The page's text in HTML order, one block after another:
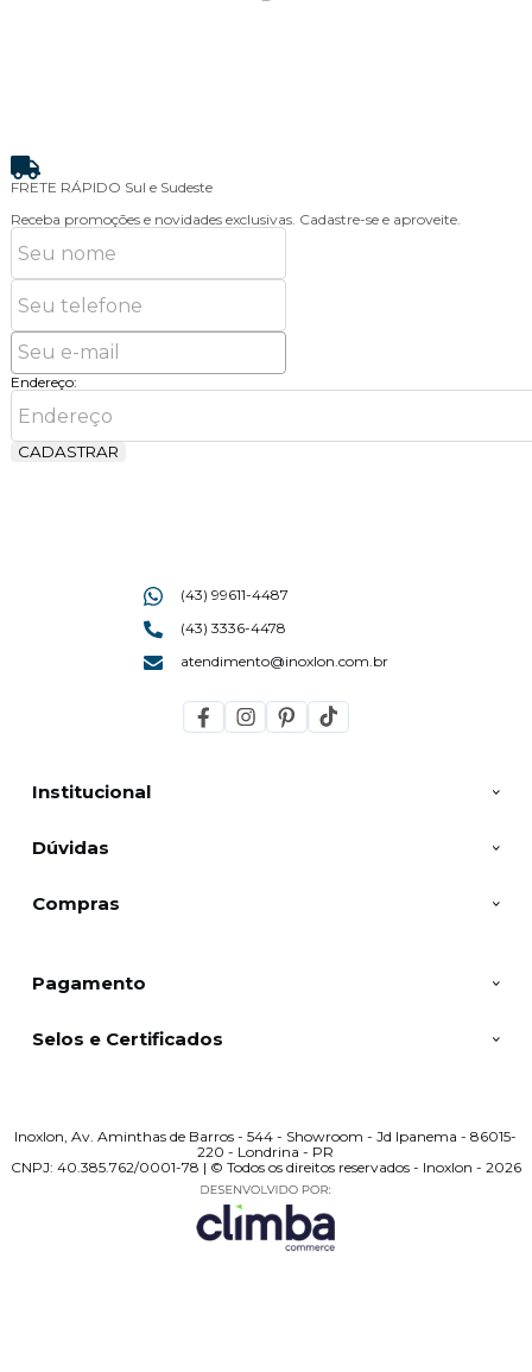
FRETE RÁPIDO Sul e Sudeste
Receba promoções e novidades exclusivas. Cadastre-se e aproveite.
Endereço:
CADASTRAR
Institucional
Dúvidas
Compras
(43) 99611-4487
(43) 3336-4478
atendimento@inoxlon.com.br
Pagamento
Selos e Certificados
Inoxlon, Av. Aminthas de Barros - 544 - Showroom - Jd Ipanema - 86015-
220 - Londrina - PR
CNPJ: 40.385.762/0001-78 | © Todos os direitos reservados - Inoxlon - 2026